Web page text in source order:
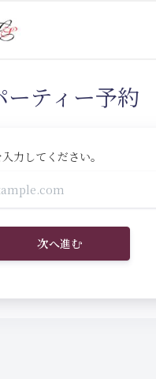
ーティー予約
力してください。
次へ進む